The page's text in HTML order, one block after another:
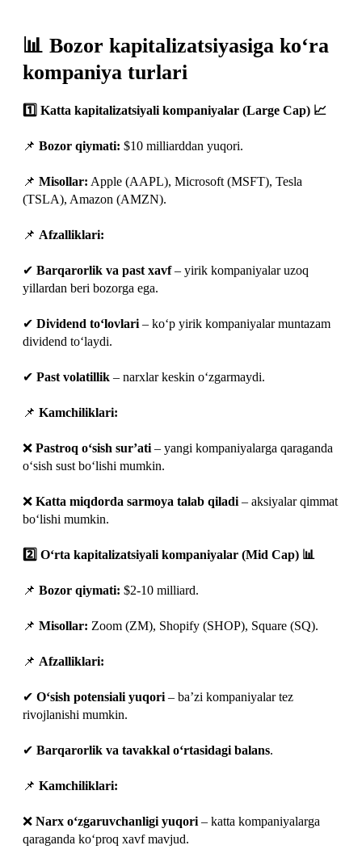
📊 Bozor kapitalizatsiyasiga ko‘ra
kompaniya turlari
1️⃣ Katta kapitalizatsiyali kompaniyalar (Large Cap) 📈
📌 Bozor qiymati: $10 milliarddan yuqori.
📌 Misollar: Apple (AAPL), Microsoft (MSFT), Tesla
(TSLA), Amazon (AMZN).
📌 Afzalliklari:
✔ Barqarorlik va past xavf– yirik kompaniyalar uzoq
yillardan beri bozorga ega.
✔ Dividend to‘lovlari – ko‘p yirik kompaniyalar muntazam
dividend to‘laydi.
✔ Past volatillik – narxlar keskin o‘zgarmaydi.
📌 Kamchiliklari:
❌ Pastroq o‘sish sur’ati – yangi kompaniyalarga qaraganda
o‘sish sust bo‘lishi mumkin.
❌ Katta miqdorda sarmoya talab qiladi – aksiyalar qimmat
bo‘lishi mumkin.
2️⃣ O‘rta kapitalizatsiyali kompaniyalar (Mid Cap) 📊
📌 Bozor qiymati: $2-10 milliard.
📌 Misollar: Zoom (ZM), Shopify (SHOP), Square (SQ).
📌 Afzalliklari:
✔ O‘sish potensiali yuqori – ba’zi kompaniyalar tez
rivojlanishi mumkin.
✔ Barqarorlik va tavakkal o‘rtasidagi balans.
📌 Kamchiliklari:
❌ Narx o‘zgaruvchanligi yuqori – katta kompaniyalarga
qaraganda ko‘proq xavf mavjud.